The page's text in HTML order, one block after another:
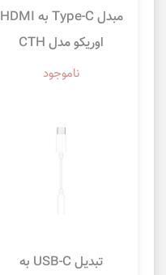
مبدل Type-C به HDMI
اوریکو مدل CTH
ناموجود
تبدیل USB-C به